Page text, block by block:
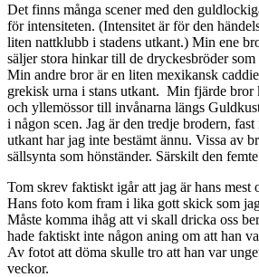
Det finns många scener med den
för intensiteten. (Intensitet är för den
liten nattklubb i stadens utkant.) Min ene
säljer stora hinkar till de dryckesbröder
Min andre bror är en liten mexikansk
grekisk urna i stans utkant. Min fjärde bror
och yllemössor till invånarna längs
i någon scen. Jag är den tredje brodern,
utkant har jag inte bestämt ännu. Vissa av
sällsynta som hönständer. Särskilt den
Tom skrev faktiskt igår att jag är hans mest
Hans foto kom fram i lika gott skick som
Måste komma ihåg att vi skall dricka oss
hade faktiskt inte någon aning om att han
Av fotot att döma skulle tro att han var
veckor.